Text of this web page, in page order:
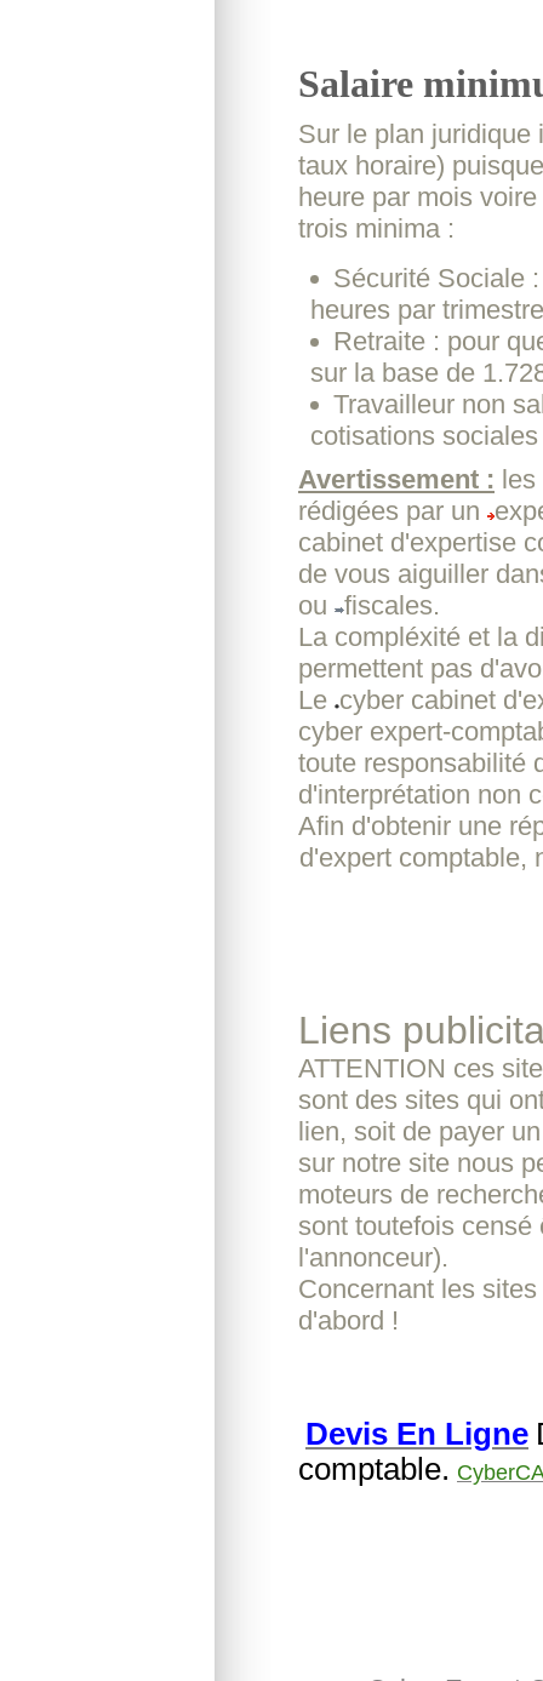
Salaire
Sur le plan juridique
taux horaire)
heure par mois
trois minima :
Sécurité Sociale
heures par trimestre
Retraite : pour
sur la base de
Travailleur non
cotisations sociales
Avertissement : les
rédigées par un
cabinet d'expertise
de vous aiguiller
ou fiscales.
La compléxité et la
permettent pas
Le cyber cabinet
cyber expert-
toute responsabilité
d'interprétation non
Afin d'obtenir une
d'expert comptable,
Liens
ATTENTION ces
sont des sites qui
lien, soit de payer
sur notre site nous
moteurs de
sont toutefois censé
l'annonceur).
Concernant les
d'abord !
Devis En Ligne
comptable.